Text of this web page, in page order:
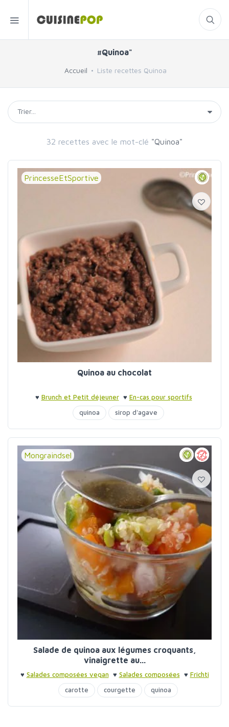
#Quinoa"
Accueil Liste recettes Quinoa
32 recettes avec le mot-clé "Quinoa"
PrincesseEtSportive
Quinoa au chocolat
♥ Brunch et Petit déjeuner♥ En-cas pour sportifs
quinoa
sirop d'agave
Mongraindsel
Salade de quinoa aux légumes croquants,
vinaigrette au...
♥ Salades composées vegan ♥ Salades composées ♥ Frichti
du dimanche soir
carotte courgette quinoa